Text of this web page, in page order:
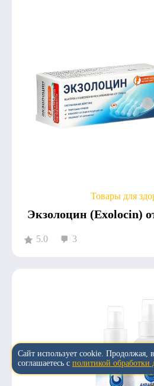
Товары для
Экзолоцин (Exolocin)
5.0 3
Сайт использует cookie. Продолжая,
соглашаетесь с политикой обработки